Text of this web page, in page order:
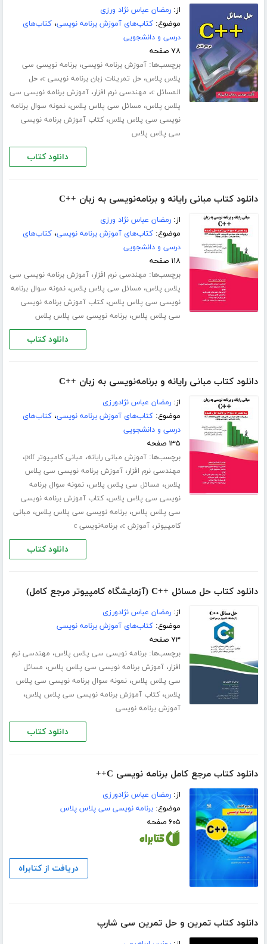
از:رمضان عباس نژاد ورزی
موضوع:کتاب‌های آموزش برنامه نویسی،کتاب‌های
درسی و دانشجویی
۷۸ صفحه
برچسب‌ها:آموزش برنامه نویسی،برنامه نویسی سی
پلاس پلاس،حل تمرینات زبان برنامه نویسی c ،حل
المسائل c ، مهندسی نرم افزار،آموزش برنامه نویسی سی
پلاس پلاس، مسائل سی پلاس پلاس،نمونه سوال برنامه
نویسی سی پلاس پلاس،کتاب آموزش برنامه نویسی
سی پلاس پلاس
دانلود کتاب
دانلود کتاب مبانی رایانه و برنامه‌نویسی به زبان ++C
از:رمضان عباس نژاد ورزی
موضوع:کتاب‌های آموزش برنامه نویسی،کتاب‌های
درسی و دانشجویی
۱۱۸ صفحه
برچسب‌ها: مهندسی نرم افزار،آموزش برنامه نویسی سی
پلاس پلاس، مسائل سی پلاس پلاس،نمونه سوال برنامه
نویسی سی پلاس پلاس،کتاب آموزش برنامه نویسی
سی پلاس پلاس،برنامه نویسی سی پلاس پلاس
دانلود کتاب
دانلود کتاب مبانی رایانه و برنامه‌نویسی به زبان ++C
از:رمضان عباس نژادورزی
موضوع:کتاب‌های آموزش برنامه نویسی،کتاب‌های
درسی و دانشجویی
۱۳۵ صفحه
برچسب‌ها:آموزش مبانی رایانه، مبانی کامپیوتر pdf ،
مهندسی نرم افزار،آموزش برنامه نویسی سی پلاس
پلاس، مسائل سی پلاس پلاس،نمونه سوال برنامه
نویسی سی پلاس پلاس،کتاب آموزش برنامه نویسی
سی پلاس پلاس،برنامه نویسی سی پلاس پلاس، مبانی
کامپیوتر،آموزش c ،برنامه‌نویسی c
دانلود کتاب
دانلود کتاب حل مسائل ++C (آزمایشگاه کامپیوتر مرجع کامل)
از:رمضان عباس نژادورزی
موضوع:کتاب‌های آموزش برنامه نویسی
۷۳ صفحه
برچسب‌ها:برنامه نویسی سی پلاس پلاس، مهندسی نرم
افزار،آموزش برنامه نویسی سی پلاس پلاس، مسائل
سی پلاس پلاس،نمونه سوال برنامه نویسی سی پلاس
پلاس،کتاب آموزش برنامه نویسی سی پلاس پلاس،
آموزش برنامه نویسی
دانلود کتاب
دانلود کتاب مرجع کامل برنامه نویسی C++
از:رمضان عباس نژادورزی
موضوع:برنامه نویسی سی پلاس پلاس
۶۰۵ صفحه
دریافت از کتابراه
دانلود کتاب تمرین و حل تمرین سی شارپ